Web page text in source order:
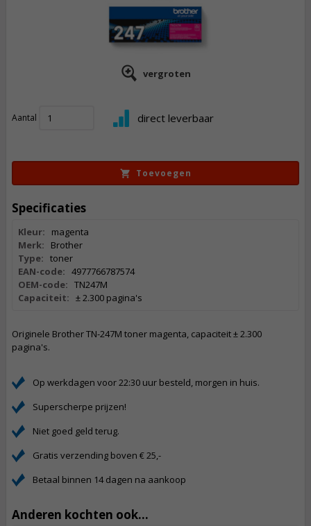
vergroten
Aantal direct leverbaar
Toevoegen
Specificaties
Kleur:
magenta
Merk:
Brother
Type: toner
EAN-code: 4977766787574
OEM-code: TN247M
Capaciteit: ± 2.300 pagina's
Originele Brother TN-247M toner magenta, capaciteit ± 2.300
pagina's.
Op werkdagen voor 22:30 uur besteld, morgen in huis.
Superscherpe prijzen!
Niet goed geld terug.
Gratis verzending boven € 25,-
Betaal binnen 14 dagen na aankoop
Anderen kochten ook...